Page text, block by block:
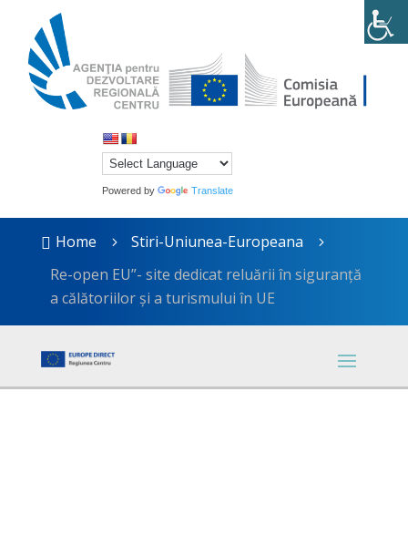
Powered by Translate
 Home 5 Stiri-Uniunea-Europeana 5
Re-open EU”- site dedicat reluării în siguranță
a călătoriilor și a turismului în UE